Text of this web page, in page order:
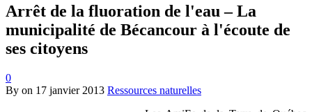
Arrêt de la fluoration de l'eau – La
municipalité de Bécancour à l'écoute de
ses citoyens
0
By on 17 janvier 2013 Ressources naturelles